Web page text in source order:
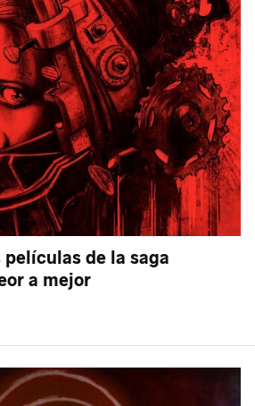
de la saga
a mejor